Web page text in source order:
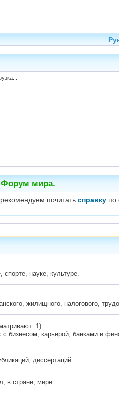
Форум мира.
почитать справку по
спорте, науке, культуре.
жилищного, налогового,
1)
бизнесом, карьерой, банками и
диссертаций.
в стране, мире.